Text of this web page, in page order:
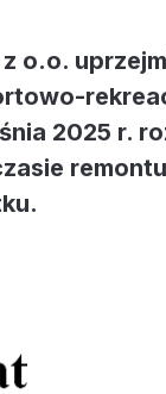
o.o.
2025 r.